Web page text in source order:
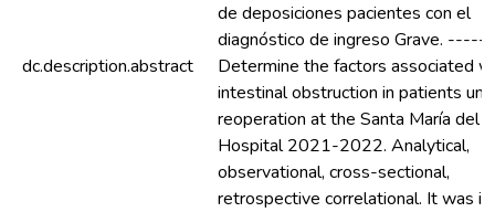
dc.description.abstract
de deposiciones pacientes con el
diagnóstico de ingreso Grave. -----
Determine the factors associated
intestinal obstruction in patients
reoperation at the Santa María del
Hospital 2021-2022. Analytical,
observational, cross-sectional,
retrospective correlational. It was